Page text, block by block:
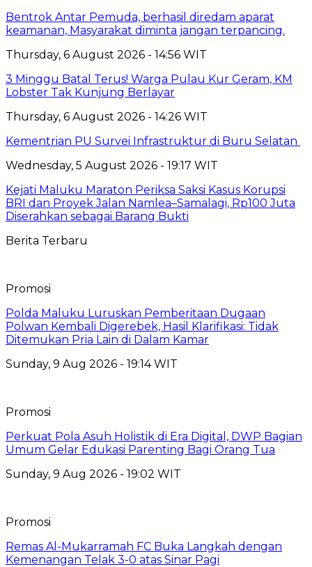
Bentrok Antar Pemuda, berhasil diredam aparat
keamanan, Masyarakat diminta jangan terpancing.
Thursday, 6 August 2026 - 14:56 WIT
3 Minggu Batal Terus! Warga Pulau Kur Geram, KM
Lobster Tak Kunjung Berlayar
Thursday, 6 August 2026 - 14:26 WIT
Kementrian PU Survei Infrastruktur di Buru Selatan
Wednesday, 5 August 2026 - 19:17 WIT
Kejati Maluku Maraton Periksa Saksi Kasus Korupsi
BRI dan Proyek Jalan Namlea–Samalagi, Rp100 Juta
Diserahkan sebagai Barang Bukti
Berita Terbaru
Promosi
Polda Maluku Luruskan Pemberitaan Dugaan
Polwan Kembali Digerebek, Hasil Klarifikasi: Tidak
Ditemukan Pria Lain di Dalam Kamar
Sunday, 9 Aug 2026 - 19:14 WIT
Promosi
Perkuat Pola Asuh Holistik di Era Digital, DWP Bagian
Umum Gelar Edukasi Parenting Bagi Orang Tua
Sunday, 9 Aug 2026 - 19:02 WIT
Promosi
Remas Al-Mukarramah FC Buka Langkah dengan
Kemenangan Telak 3-0 atas Sinar Pagi